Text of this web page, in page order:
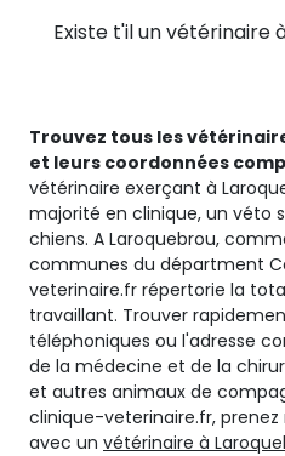
Existe t'il un vétérinaire
Trouvez tous les
et leurs coordonnées
vétérinaire exerçant à
majorité en clinique, un véto
chiens. A Laroquebrou,
communes du départment
veterinaire.fr répertorie la
travaillant. Trouver
téléphoniques ou l'adresse
de la médecine et de la
et autres animaux de
clinique-veterinaire.fr,
avec un vétérinaire à